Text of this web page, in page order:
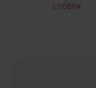
LYDBOK